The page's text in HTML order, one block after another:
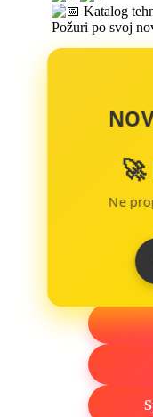
Katalog
Požuri po svoj
Ne